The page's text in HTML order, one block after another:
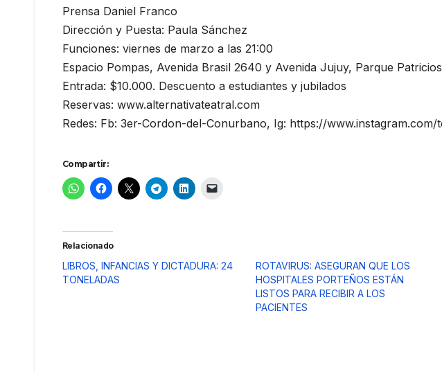
Prensa Daniel Franco
Dirección y Puesta: Paula Sánchez
Funciones: viernes de marzo a las 21:00
Espacio Pompas, Avenida Brasil 2640 y Avenida Jujuy, Parque Patricios
Entrada: $10.000. Descuento a estudiantes y jubilados
Reservas: www.alternativateatral.com
Redes: Fb: 3er-Cordon-del-Conurbano, Ig: https://
Compartir:
Relacionado
LIBROS, INFANCIAS Y DICTADURA: 24
TONELADAS
ROTAVIRUS: ASEGURAN QUE LOS
HOSPITALES PORTEÑOS ESTÁN
LISTOS PARA RECIBIR A LOS
PACIENTES